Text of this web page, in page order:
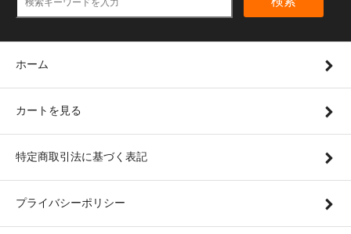
ホーム
カートを見る
特定商取引法に基づく表記
プライバシーポリシー